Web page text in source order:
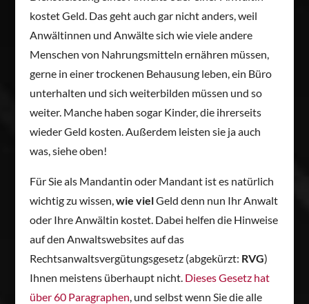
kostet Geld. Das geht auch gar nicht anders, weil
Anwältinnen und Anwälte sich wie viele andere
Menschen von Nahrungsmitteln ernähren müssen,
gerne in einer trockenen Behausung leben, ein Büro
unterhalten und sich weiterbilden müssen und so
weiter. Manche haben sogar Kinder, die ihrerseits
wieder Geld kosten. Außerdem leisten sie ja auch
was, siehe oben!
Für Sie als Mandantin oder Mandant ist es natürlich
wichtig zu wissen, wie vielGeld denn nun Ihr Anwalt
oder Ihre Anwältin kostet. Dabei helfen die Hinweise
auf den Anwaltswebsites auf das
Rechtsanwaltsvergütungsgesetz (abgekürzt: RVG)
Ihnen meistens überhaupt nicht. Dieses Gesetz hat
über 60 Paragraphen , und selbst wenn Sie die alle